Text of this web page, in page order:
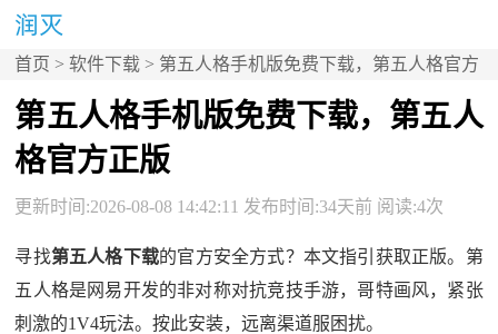
首页 >软件下载 > 第五人格手机版免费下载，第五人格官方
第五人格手机版免费下载，第五人
格官方正版
更新时间:2026-08-08 14:42:11 发布时间:34天前 阅读:4次
寻找第五人格下载的官方安全方式？本文指引获取正版。第
五人格是网易开发的非对称对抗竞技手游，哥特画风，紧张
刺激的1V4玩法。按此安装，远离渠道服困扰。